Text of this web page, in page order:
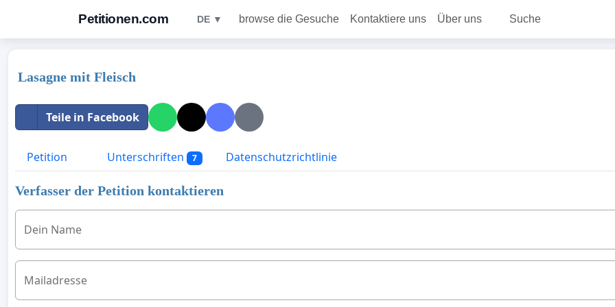
Petitionen.com DE ▼ browse die Gesuche Kontaktiere uns Über uns Suche
Lasagne mit Fleisch
Teile in Facebook
Petition Unterschriften 7 Datenschutzrichtlinie
Verfasser der Petition kontaktieren
Dein Name
Mailadresse